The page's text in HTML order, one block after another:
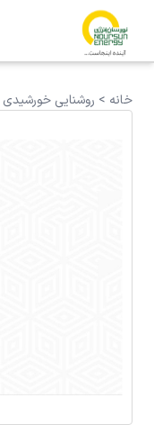
خانه > روشنایی خورشیدی